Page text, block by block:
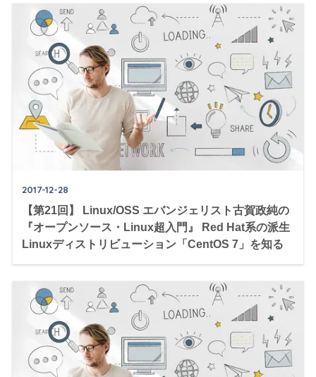
2017-12-28
【第21回】 Linux/OSS エバンジェリスト古賀政純の
『オープンソース・Linux超入門』 Red Hat系の派生
Linuxディストリビューション「CentOS 7」を知る